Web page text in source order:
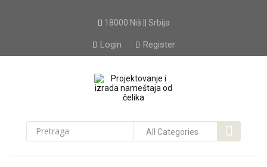
18000 Niš || Srbija
Login Register